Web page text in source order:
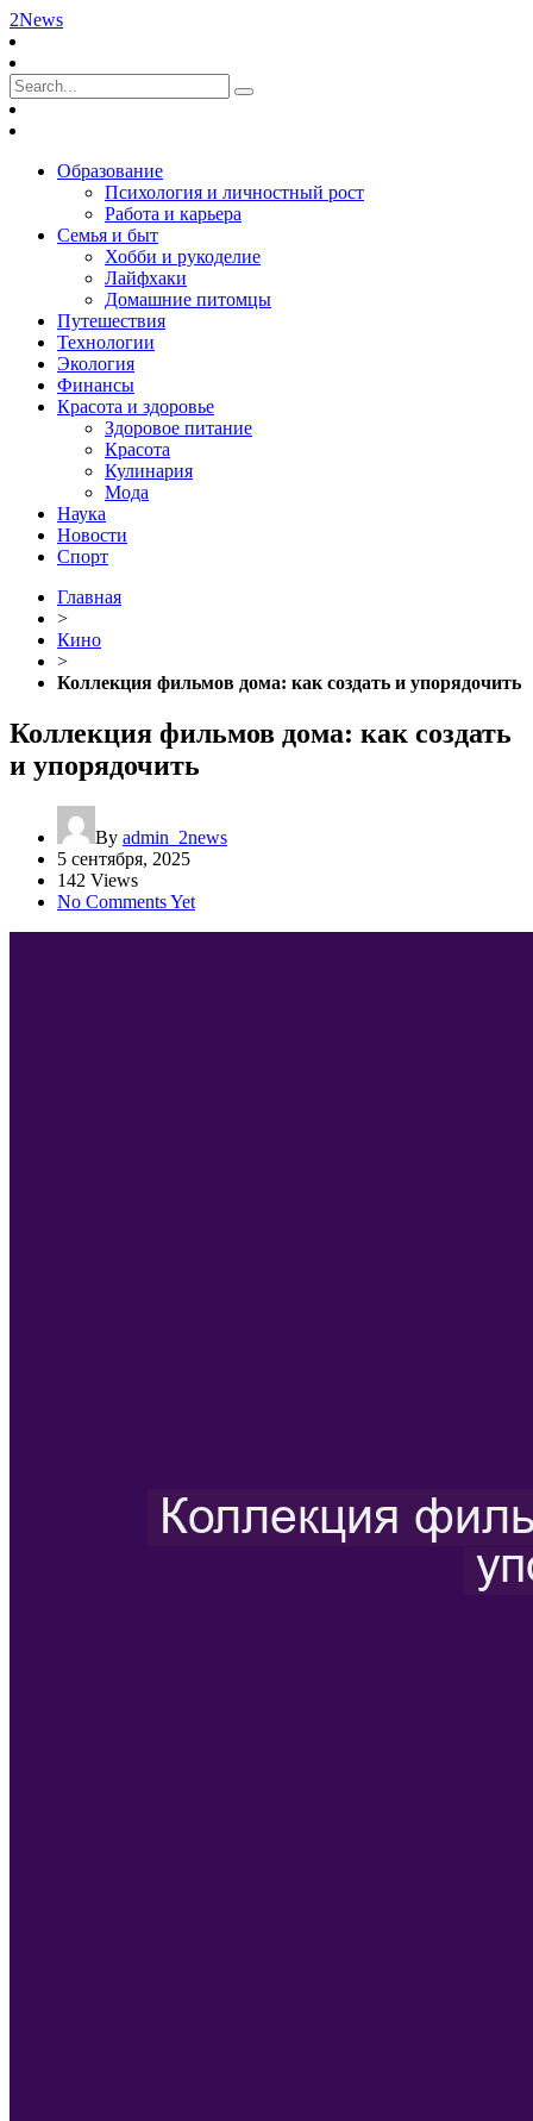
2News
Образование
Психология и личностный рост
Работа и карьера
Семья и быт
Хобби и рукоделие
Лайфхаки
Домашние питомцы
Путешествия
Технологии
Экология
Финансы
Красота и здоровье
Здоровое питание
Красота
Кулинария
Мода
Наука
Новости
Спорт
Главная
>
Кино
>
Коллекция фильмов дома: как создать и упорядочить
Коллекция фильмов дома: как создать
и упорядочить
By admin_2news
5 сентября, 2025
142 Views
No Comments Yet